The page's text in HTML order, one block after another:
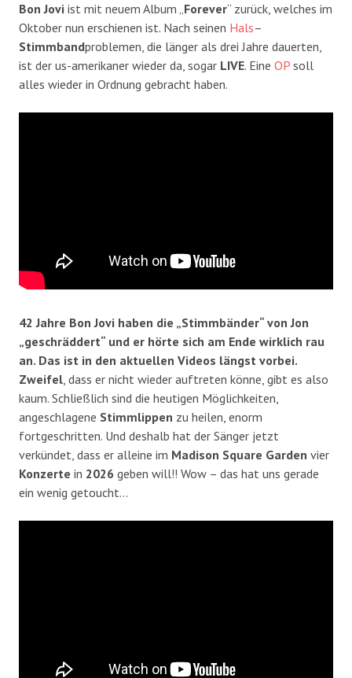
Bon Jovi ist mit neuem Album „Forever“ zurück, welches im
Oktober nun erschienen ist. Nach seinen Hals–
Stimmbandproblemen, die länger als drei Jahre dauerten,
ist der us-amerikaner wieder da, sogar LIVE. Eine OP soll
alles wieder in Ordnung gebracht haben.
42 Jahre Bon Jovi haben die „Stimmbänder“ von Jon
„geschräddert“ und er hörte sich am Ende wirklich rau
an. Das ist in den aktuellen Videos längst vorbei.
Zweifel, dass er nicht wieder auftreten könne, gibt es also
kaum. Schließlich sind die heutigen Möglichkeiten,
angeschlagene Stimmlippen zu heilen, enorm
fortgeschritten. Und deshalb hat der Sänger jetzt
verkündet, dass er alleine im Madison Square Garden vier
Konzerte in 2026 geben will!! Wow – das hat uns gerade
ein wenig getoucht…